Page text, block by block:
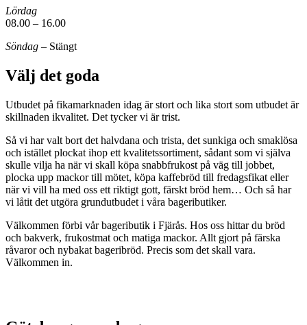
Lördag
08.00 – 16.00
Söndag – Stängt
Välj det goda
Utbudet på fikamarknaden idag är stort och lika stort som utbudet är
skillnaden ikvalitet. Det tycker vi är trist.
Så vi har valt bort det halvdana och trista, det sunkiga och smaklösa
och istället plockat ihop ett kvalitetssortiment, sådant som vi själva
skulle vilja ha när vi skall köpa snabbfrukost på väg till jobbet,
plocka upp mackor till mötet, köpa kaffebröd till fredagsfikat eller
när vi vill ha med oss ett riktigt gott, färskt bröd hem… Och så har
vi låtit det utgöra grundutbudet i våra bageributiker.
Välkommen förbi vår bageributik i Fjärås. Hos oss hittar du bröd
och bakverk, frukostmat och matiga mackor. Allt gjort på färska
råvaror och nybakat bageribröd. Precis som det skall vara.
Välkommen in.